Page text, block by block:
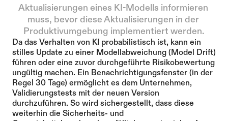
Aktualisierungen eines KI-Modells informieren
muss, bevor diese Aktualisierungen in der
Produktivumgebung implementiert werden.
Da das Verhalten von KI probabilistisch ist, kann ein
stilles Update zu einer Modellabweichung (Model Drift)
führen oder eine zuvor durchgeführte Risikobewertung
ungültig machen. Ein Benachrichtigungsfenster (in der
Regel 30 Tage) ermöglicht es dem Unternehmen,
Validierungstests mit der neuen Version
durchzuführen. So wird sichergestellt, dass diese
weiterhin die Sicherheits- und